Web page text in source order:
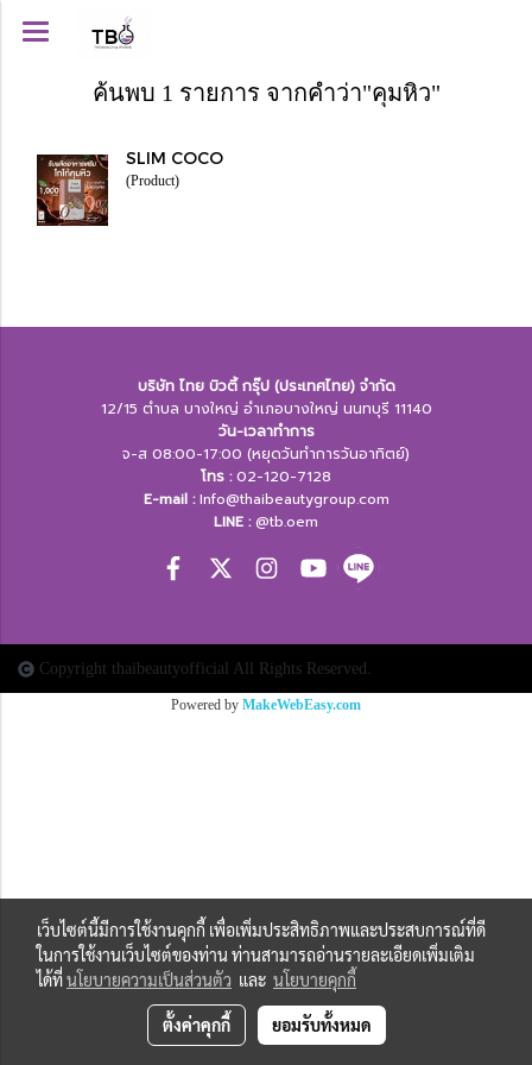
ค้นพบ 1 รายการ จากคำว่า"คุมหิว"
SLIM COCO
(Product)
บริษัท ไทย บิวตี้ กรุ๊ป (ประเทศไทย) จำกัด
12/15 ตำบล บางใหญ่ อำเภอบางใหญ่ นนทบุรี 11140
วัน-เวลาทำการ
จ-ส 08:00-17:00 (หยุดวันทำการวันอาทิตย์)
โทร :02-120-7128
E-mail :Info@thaibeautygroup.com
LINE :​@tb.oem
Copyright thaibeautyofficial All Rights Reserved.
Powered by MakeWebEasy.com
เว็บไซต์นี้มีการใช้งานคุกกี้ เพื่อเพิ่มประสิทธิภาพและประสบการณ์ที่ดี
ในการใช้งานเว็บไซต์ของท่าน ท่านสามารถอ่านรายละเอียดเพิ่มเติม
ได้ที่นโยบายความเป็นส่วนตัว และ นโยบายคุกกี้
ตั้งค่าคุกกี้ ยอมรับทั้งหมด